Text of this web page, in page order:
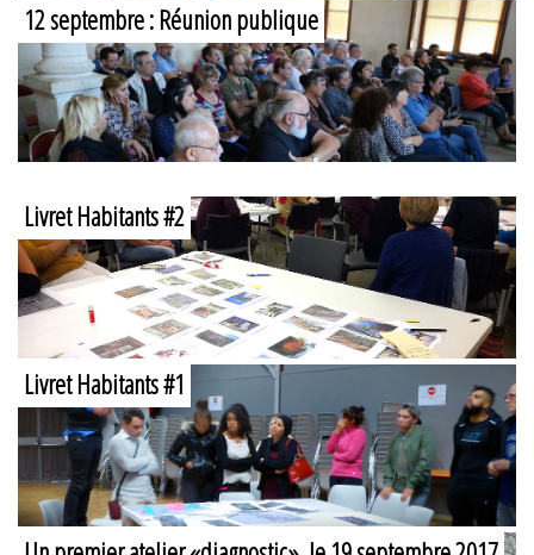
12 septembre : Réunion publique
Livret Habitants #2
Livret Habitants #1